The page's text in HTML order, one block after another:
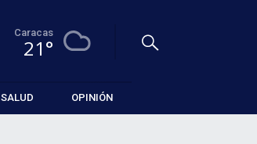
Caracas
21°
SALUD OPINIÓN